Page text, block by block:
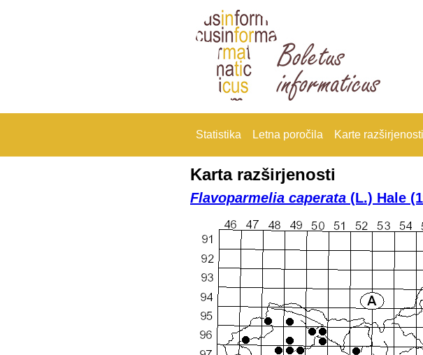
Statistika Letna poročila Karte razširjenosti
Karta razširjenosti
Flavoparmelia caperata (L.) Hale